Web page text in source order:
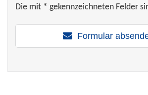
Die mit * gekennzeichneten Felder
Formular